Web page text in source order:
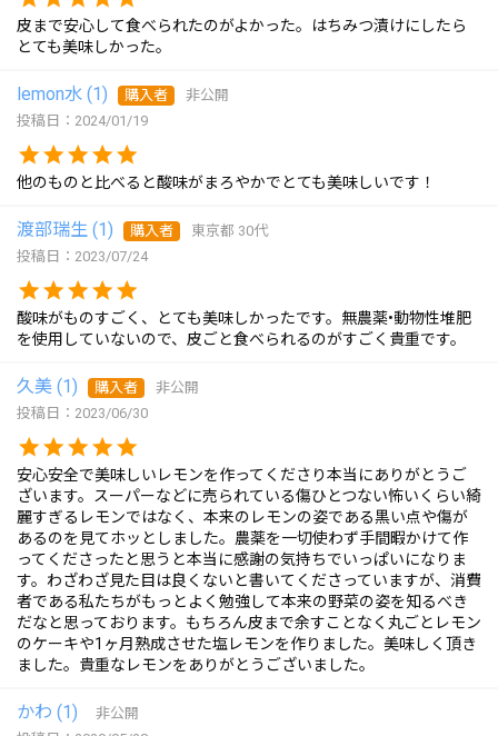
皮まで安心して食べられたのがよかった。はちみつ漬けにしたら
とても美味しかった。
lemon水 1 購入者
非公開
投稿日
2024/01/19
他のものと比べると酸味がまろやかでとても美味しいです！
渡部瑞生 1 購入者 東京都 30代
投稿日
2023/07/24
酸味がものすごく、とても美味しかったです。無農薬•動物性堆肥
を使用していないので、皮ごと食べられるのがすごく貴重です。
久美 1 購入者
非公開
投稿日
2023/06/30
安心安全で美味しいレモンを作ってくださり本当にありがとうご
ざいます。スーパーなどに売られている傷ひとつない怖いくらい綺
麗すぎるレモンではなく、本来のレモンの姿である黒い点や傷が
あるのを見てホッとしました。農薬を一切使わず手間暇かけて作
ってくださったと思うと本当に感謝の気持ちでいっぱいになりま
す。わざわざ見た目は良くないと書いてくださっていますが、消費
者である私たちがもっとよく勉強して本来の野菜の姿を知るべき
だなと思っております。もちろん皮まで余すことなく丸ごとレモン
のケーキや1ヶ月熟成させた塩レモンを作りました。美味しく頂き
ました。貴重なレモンをありがとうございました。
かわ 1
非公開